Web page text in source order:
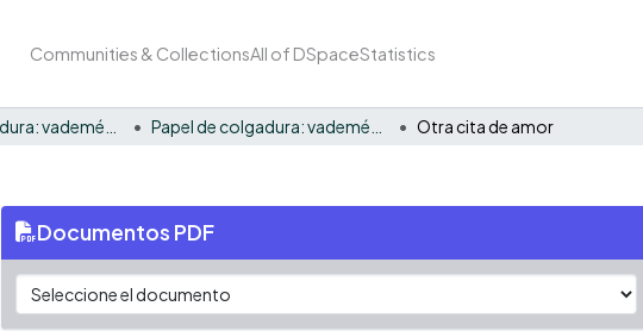
Communities & CollectionsAll of DSpaceStatistics
Otra cita de amor
Documentos PDF